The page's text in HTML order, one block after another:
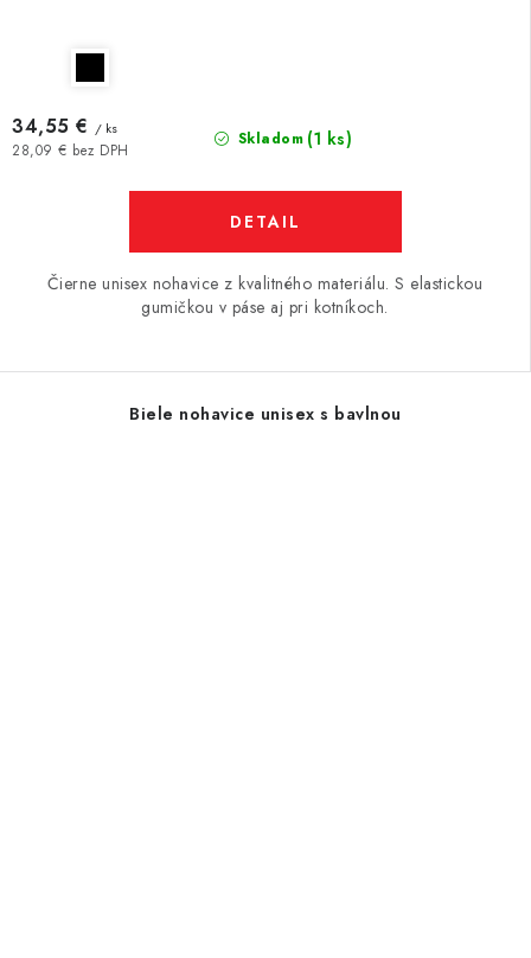
Skladom (1 ks)
28,09 € bez DPH
34,55 € / ks
DETAIL
Čierne unisex nohavice z kvalitného materiálu. S elastickou
gumičkou v páse aj pri kotníkoch.
Biele nohavice unisex s bavlnou